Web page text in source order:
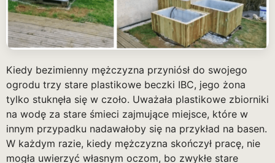
Kiedy bezimienny mężczyzna przyniósł do swojego
ogrodu trzy stare plastikowe beczki IBC, jego żona
tylko stuknęła się w czoło. Uważała plastikowe zbiorniki
na wodę za stare śmieci zajmujące miejsce, które w
innym przypadku nadawałoby się na przykład na basen.
W każdym razie, kiedy mężczyzna skończył pracę, nie
mogła uwierzyć własnym oczom, bo zwykłe stare